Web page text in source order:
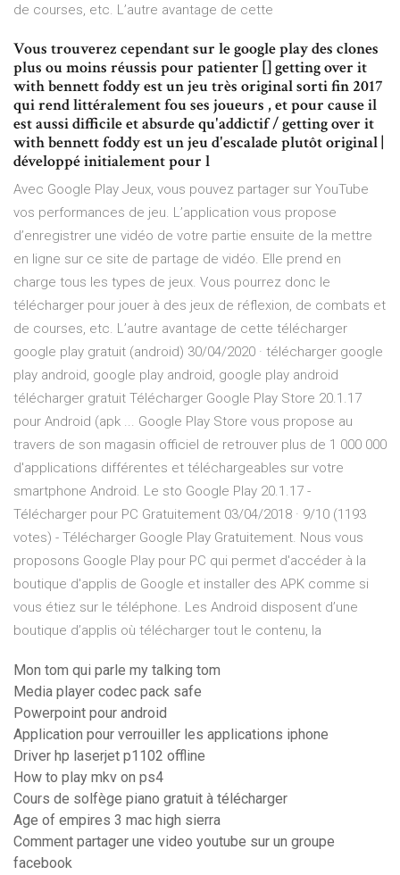
de courses, etc. L’autre avantage de cette
Vous trouverez cependant sur le google play des clones
plus ou moins réussis pour patienter [] getting over it
with bennett foddy est un jeu très original sorti fin 2017
qui rend littéralement fou ses joueurs , et pour cause il
est aussi difficile et absurde qu'addictif / getting over it
with bennett foddy est un jeu d'escalade plutôt original |
développé initialement pour l
Avec Google Play Jeux, vous pouvez partager sur YouTube
vos performances de jeu. L’application vous propose
d’enregistrer une vidéo de votre partie ensuite de la mettre
en ligne sur ce site de partage de vidéo. Elle prend en
charge tous les types de jeux. Vous pourrez donc le
télécharger pour jouer à des jeux de réflexion, de combats et
de courses, etc. L’autre avantage de cette télécharger
google play gratuit (android) 30/04/2020 · télécharger google
play android, google play android, google play android
télécharger gratuit Télécharger Google Play Store 20.1.17
pour Android (apk ... Google Play Store vous propose au
travers de son magasin officiel de retrouver plus de 1 000 000
d'applications différentes et téléchargeables sur votre
smartphone Android. Le sto Google Play 20.1.17 -
Télécharger pour PC Gratuitement 03/04/2018 · 9/10 (1193
votes) - Télécharger Google Play Gratuitement. Nous vous
proposons Google Play pour PC qui permet d'accéder à la
boutique d'applis de Google et installer des APK comme si
vous étiez sur le téléphone. Les Android disposent d’une
boutique d’applis où télécharger tout le contenu, la
Mon tom qui parle my talking tom
Media player codec pack safe
Powerpoint pour android
Application pour verrouiller les applications iphone
Driver hp laserjet p1102 offline
How to play mkv on ps4
Cours de solfège piano gratuit à télécharger
Age of empires 3 mac high sierra
Comment partager une video youtube sur un groupe
facebook